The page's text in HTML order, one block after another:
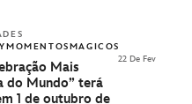
22 De Fev
Mais
do Mundo” terá
1 de outubro de